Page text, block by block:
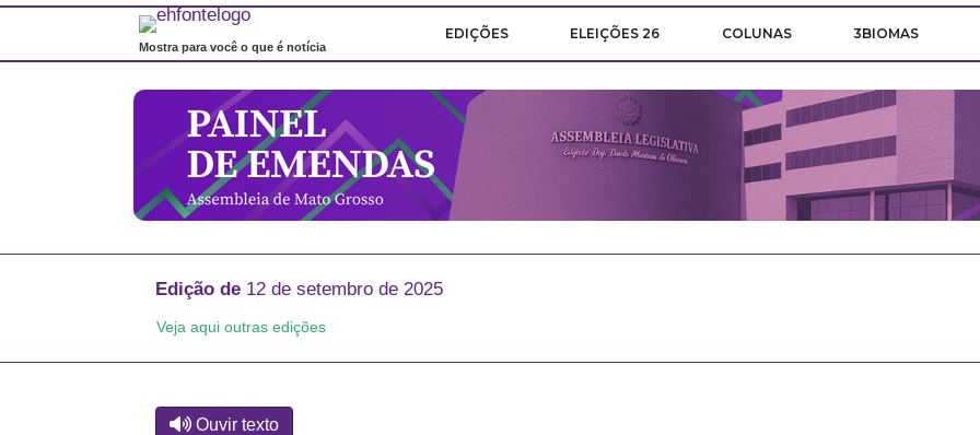
Mostra para você o que é notícia
EDIÇÕES ELEIÇÕES 26 COLUNAS 3BIOMAS
Edição de 12 de setembro de 2025
Veja aqui outras edições
Ouvir texto